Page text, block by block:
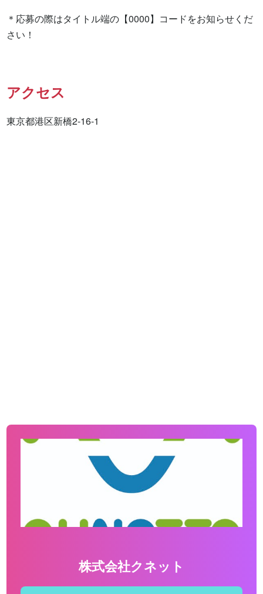
＊応募の際はタイトル端の【0000】コードをお知らせくだ
さい！
アクセス
東京都港区新橋2-16-1
株式会社クネット